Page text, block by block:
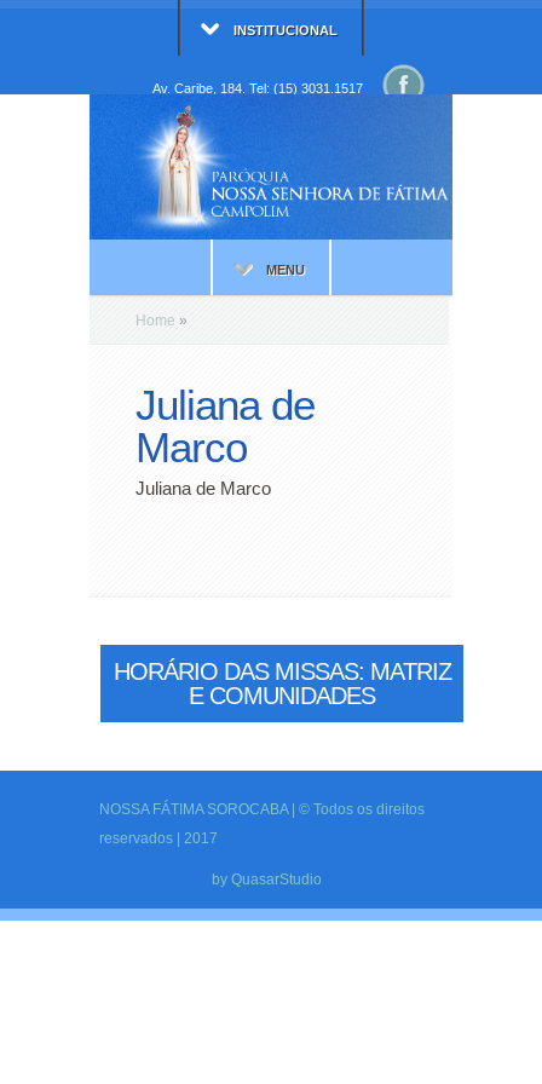
INSTITUCIONAL
Av. Caribe, 184. Tel: (15) 3031.1517
MENU
Home »
Juliana de
Marco
Juliana de Marco
HORÁRIO DAS MISSAS: MATRIZ
E COMUNIDADES
NOSSA FÁTIMA SOROCABA | © Todos os direitos
reservados | 2017
by QuasarStudio